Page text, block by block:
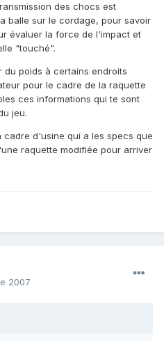
des chocs est
balle sur le cordage, pour savoir
évaluer la force de l'impact et
"touché".
du poids à certains endroits
pour le cadre de la raquette
ces informations qui te sont
jeu.
d'usine qui a les specs que
raquette modifiée pour arriver
2007